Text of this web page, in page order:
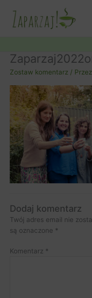
treści
Zostaw komentarz / Przez
Dodaj komentarz
Twój adres email nie
są oznaczone *
Komentarz *